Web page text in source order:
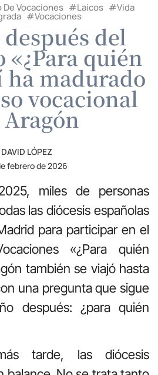
Vocaciones #Laicos #Vida
#Vocaciones
del
«¿Para quién
ha madurado
vocacional
DAVID LÓPEZ
febrero de 2026
miles de personas
las diócesis españolas
para participar en el
«¿Para quién
también se viajó hasta
una pregunta que sigue
después: ¿para quién
tarde, las diócesis